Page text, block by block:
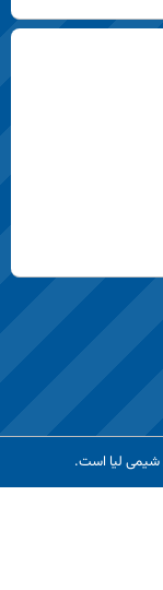
شیمی لیا است.